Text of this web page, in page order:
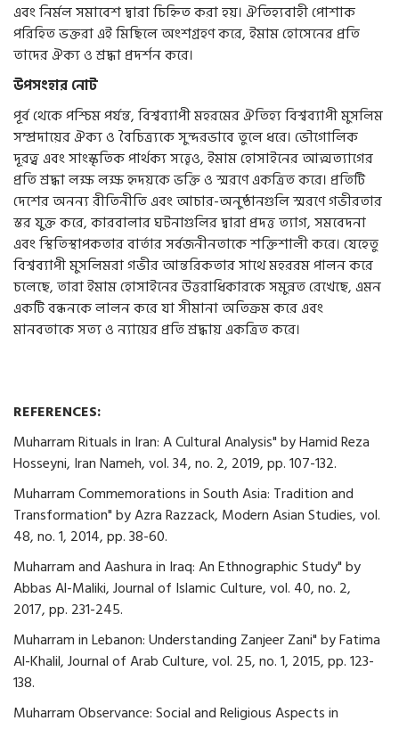
এবং নির্মল সমাবেশ দ্বারা চিহ্নিত করা হয়। ঐতিহ্যবাহী পোশাক
পরিহিত ভক্তরা এই মিছিলে অংশগ্রহণ করে, ইমাম হোসেনের প্রতি
তাদের ঐক্য ও শ্রদ্ধা প্রদর্শন করে।
উপসংহার নোট
পূর্ব থেকে পশ্চিম পর্যন্ত, বিশ্বব্যাপী মহরমের ঐতিহ্য বিশ্বব্যাপী মুসলিম
সম্প্রদায়ের ঐক্য ও বৈচিত্র্যকে সুন্দরভাবে তুলে ধরে। ভৌগোলিক
দূরত্ব এবং সাংস্কৃতিক পার্থক্য সত্ত্বেও, ইমাম হোসাইনের আত্মত্যাগের
প্রতি শ্রদ্ধা লক্ষ লক্ষ হৃদয়কে ভক্তি ও স্মরণে একত্রিত করে। প্রতিটি
দেশের অনন্য রীতিনীতি এবং আচার-অনুষ্ঠানগুলি স্মরণে গভীরতার
স্তর যুক্ত করে, কারবালার ঘটনাগুলির দ্বারা প্রদত্ত ত্যাগ, সমবেদনা
এবং স্থিতিস্থাপকতার বার্তার সর্বজনীনতাকে শক্তিশালী করে। যেহেতু
বিশ্বব্যাপী মুসলিমরা গভীর আন্তরিকতার সাথে মহররম পালন করে
চলেছে, তারা ইমাম হোসাইনের উত্তরাধিকারকে সমুন্নত রেখেছে, এমন
একটি বন্ধনকে লালন করে যা সীমানা অতিক্রম করে এবং
মানবতাকে সত্য ও ন্যায়ের প্রতি শ্রদ্ধায় একত্রিত করে।
REFERENCES:
Muharram Rituals in Iran: A Cultural Analysis" by Hamid Reza
Hosseyni, Iran Nameh, vol. 34, no. 2, 2019, pp. 107-132.
Muharram Commemorations in South Asia: Tradition and
Transformation" by Azra Razzack, Modern Asian Studies, vol.
48, no. 1, 2014, pp. 38-60.
Muharram and Aashura in Iraq: An Ethnographic Study" by
Abbas Al-Maliki, Journal of Islamic Culture, vol. 40, no. 2,
2017, pp. 231-245.
Muharram in Lebanon: Understanding Zanjeer Zani" by Fatima
Al-Khalil, Journal of Arab Culture, vol. 25, no. 1, 2015, pp. 123-
138.
Muharram Observance: Social and Religious Aspects in